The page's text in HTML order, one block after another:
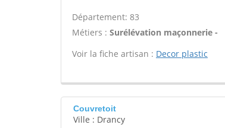
Département: 83
Métiers : Surélévation maçonnerie -
Voir la fiche artisan : Decor plastic
Couvretoit
Ville : Drancy